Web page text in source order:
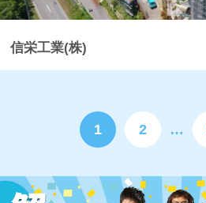
信栄工業(株)
1 2 …